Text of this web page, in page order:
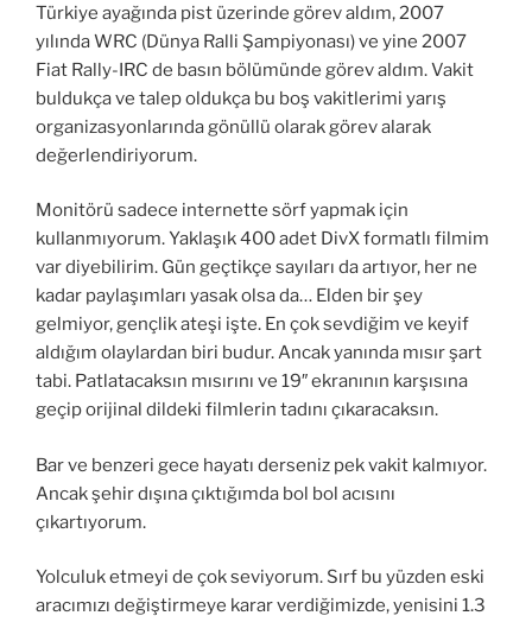
Türkiye ayağında pist üzerinde görev aldım, 2007
yılında WRC (Dünya Ralli Şampiyonası) ve yine 2007
Fiat Rally-IRC de basın bölümünde görev aldım. Vakit
buldukça ve talep oldukça bu boş vakitlerimi yarış
organizasyonlarında gönüllü olarak görev alarak
değerlendiriyorum.
Monitörü sadece internette sörf yapmak için
kullanmıyorum. Yaklaşık 400 adet DivX formatlı filmim
var diyebilirim. Gün geçtikçe sayıları da artıyor, her ne
kadar paylaşımları yasak olsa da… Elden bir şey
gelmiyor, gençlik ateşi işte. En çok sevdiğim ve keyif
aldığım olaylardan biri budur. Ancak yanında mısır şart
tabi. Patlatacaksın mısırını ve 19″ ekranının karşısına
geçip orijinal dildeki filmlerin tadını çıkaracaksın.
Bar ve benzeri gece hayatı derseniz pek vakit kalmıyor.
Ancak şehir dışına çıktığımda bol bol acısını
çıkartıyorum.
Yolculuk etmeyi de çok seviyorum. Sırf bu yüzden eski
aracımızı değiştirmeye karar verdiğimizde, yenisini 1.3